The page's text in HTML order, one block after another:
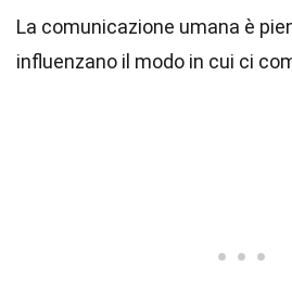
La comunicazione umana è
influenzano il modo in cui ci